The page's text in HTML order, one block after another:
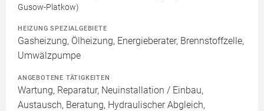
Gusow-Platkow)
HEIZUNG SPEZIALGEBIETE
Gasheizung, Ölheizung, Energieberater, Brennstoffzelle,
Umwälzpumpe
ANGEBOTENE TÄTIGKEITEN
Wartung, Reparatur, Neuinstallation / Einbau,
Austausch, Beratung, Hydraulischer Abgleich,